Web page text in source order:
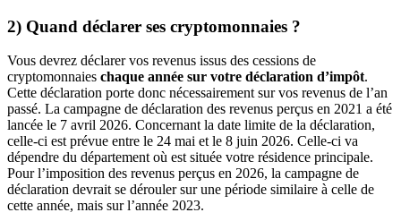
2) Quand déclarer ses cryptomonnaies ?
Vous devrez déclarer vos revenus issus des cessions de
cryptomonnaies chaque année sur votre déclaration d’impôt.
Cette déclaration porte donc nécessairement sur vos revenus de l’an
passé. La campagne de déclaration des revenus perçus en 2021 a été
lancée le 7 avril 2026. Concernant la date limite de la déclaration,
celle-ci est prévue entre le 24 mai et le 8 juin 2026. Celle-ci va
dépendre du département où est située votre résidence principale.
Pour l’imposition des revenus perçus en 2026, la campagne de
déclaration devrait se dérouler sur une période similaire à celle de
cette année, mais sur l’année 2023.